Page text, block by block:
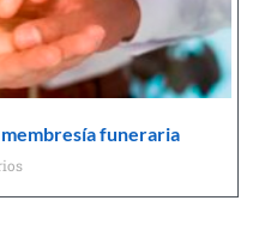
funeraria